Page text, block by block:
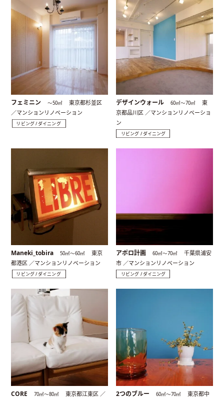
フェミニン 〜50㎡
東京都杉並区
／マンションリノベーション
リビング / ダイニング
デザインウォール 60㎡〜70㎡
東
京都品川区 ／マンションリノベーショ
ン
リビング / ダイニング
Maneki_tobira 50㎡〜60㎡
東京
都港区 ／マンションリノベーション
リビング / ダイニング
アポロ計画 60㎡〜70㎡
千葉県浦安
市 ／マンションリノベーション
リビング / ダイニング
CORE 70㎡〜80㎡
東京都江東区 ／
2つのブルー 60㎡〜70㎡
東京都中